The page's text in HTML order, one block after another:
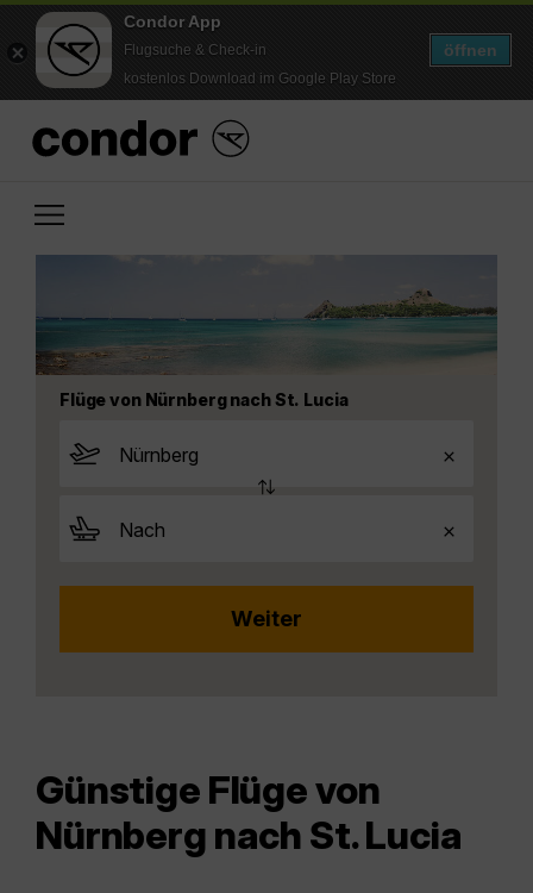
Condor App
Flugsuche & Check-in
kostenlos Download im Google Play Store
öffnen
Flüge von Nürnberg nach St. Lucia
Günstige Flüge von
Nürnberg nach St. Lucia